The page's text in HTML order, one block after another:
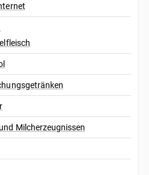
Milcherzeugnissen